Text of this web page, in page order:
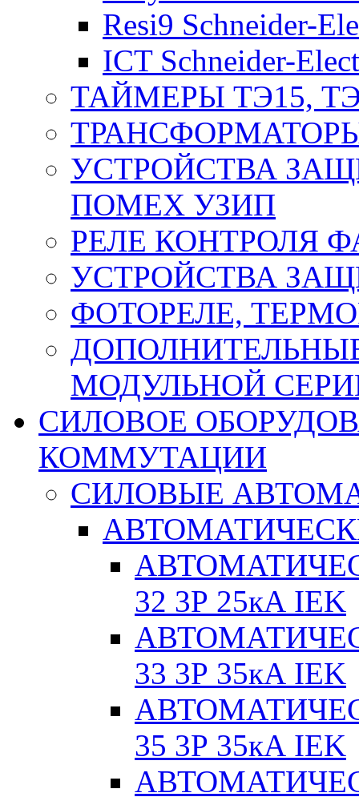
Resi9 Schneider-
ICT Schneider-
ТАЙМЕРЫ ТЭ15,
УСТРОЙСТВА
ПОМЕХ УЗИП
РЕЛЕ КОНТРОЛЯ
УСТРОЙСТВА
ФОТОРЕЛЕ,
МОДУЛЬНОЙ
СИЛОВОЕ
КОММУТАЦИИ
СИЛОВЫЕ
32 3Р 25кА IEK
33 3Р 35кА IEK
35 3Р 35кА IEK